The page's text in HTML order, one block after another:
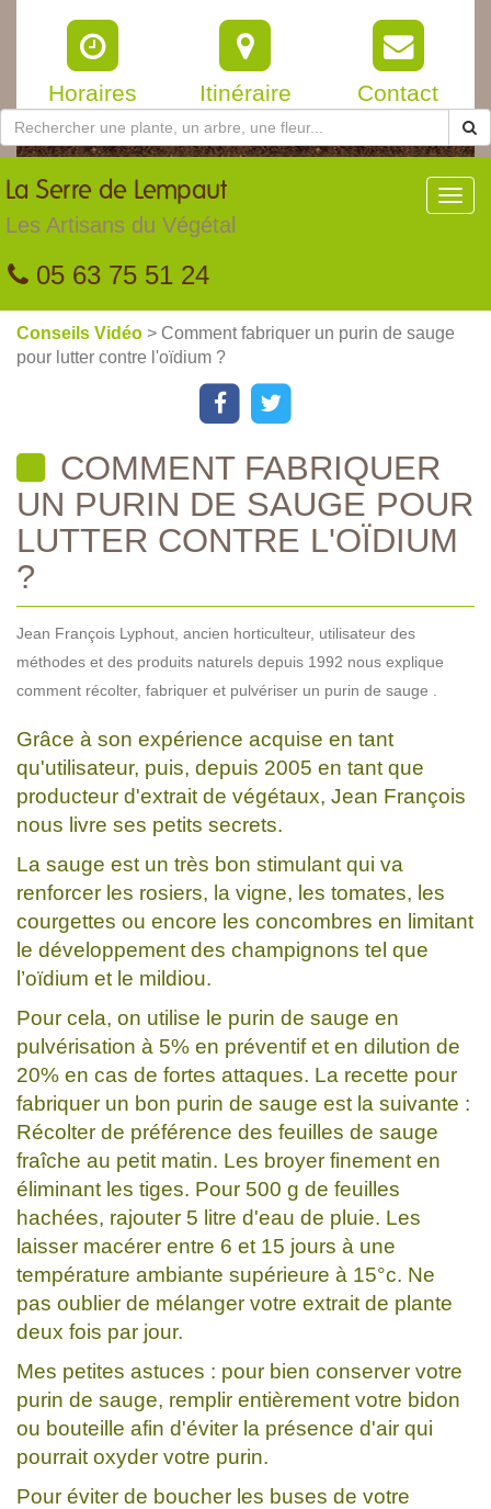
Horaires Itinéraire Contact
La Serre de Lempaut
Les Artisans du Végétal
05 63 75 51 24
Conseils Vidéo > Comment fabriquer un purin de sauge
pour lutter contre l'oïdium ?
COMMENT FABRIQUER
UN PURIN DE SAUGE POUR
LUTTER CONTRE L'OÏDIUM
?
Jean François Lyphout, ancien horticulteur, utilisateur des
méthodes et des produits naturels depuis 1992 nous explique
comment récolter, fabriquer et pulvériser un purin de sauge .
Grâce à son expérience acquise en tant
qu'utilisateur, puis, depuis 2005 en tant que
producteur d'extrait de végétaux, Jean François
nous livre ses petits secrets.
La sauge est un très bon stimulant qui va
renforcer les rosiers, la vigne, les tomates, les
courgettes ou encore les concombres en limitant
le développement des champignons tel que
l’oïdium et le mildiou.
Pour cela, on utilise le purin de sauge en
pulvérisation à 5% en préventif et en dilution de
20% en cas de fortes attaques. La recette pour
fabriquer un bon purin de sauge est la suivante :
Récolter de préférence des feuilles de sauge
fraîche au petit matin. Les broyer finement en
éliminant les tiges. Pour 500 g de feuilles
hachées, rajouter 5 litre d'eau de pluie. Les
laisser macérer entre 6 et 15 jours à une
température ambiante supérieure à 15°c. Ne
pas oublier de mélanger votre extrait de plante
deux fois par jour.
Mes petites astuces : pour bien conserver votre
purin de sauge, remplir entièrement votre bidon
ou bouteille afin d'éviter la présence d'air qui
pourrait oxyder votre purin.
Pour éviter de boucher les buses de votre